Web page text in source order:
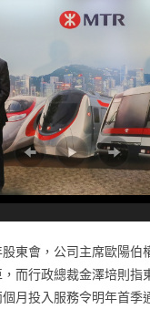
東會，公司主席歐陽伯
而行政總裁金澤培則指
月投入服務令明年首季